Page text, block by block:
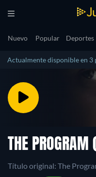
Nuevo Popular Deportes
Actualmente disponible en 3
THE
Título original: The